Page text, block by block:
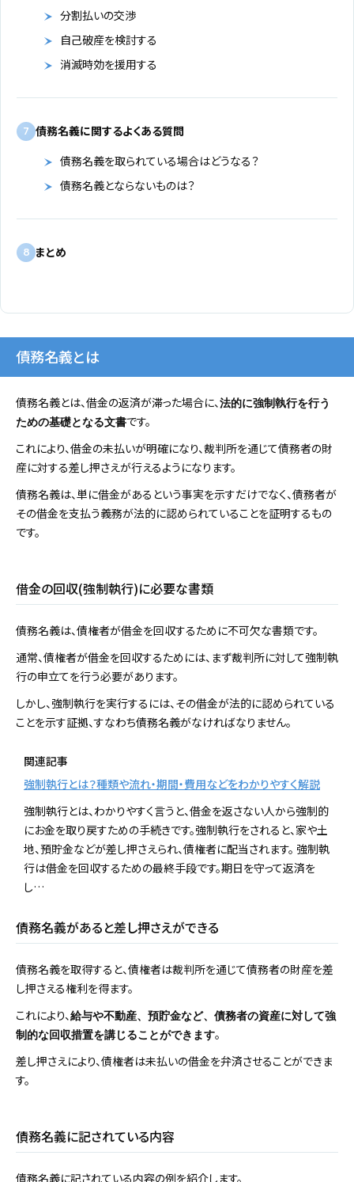
分割払いの交渉
自己破産を検討する
消滅時効を援用する
7 債務名義に関するよくある質問
債務名義を取られている場合はどうなる？
債務名義とならないものは？
8 まとめ
債務名義とは
債務名義とは、借金の返済が滞った場合に、法的に強制執行を行う
ための基礎となる文書です。
これにより、借金の未払いが明確になり、裁判所を通じて債務者の財
産に対する差し押さえが行えるようになります。
債務名義は、単に借金があるという事実を示すだけでなく、債務者が
その借金を支払う義務が法的に認められていることを証明するもの
です。
借金の回収(強制執行)に必要な書類
債務名義は、債権者が借金を回収するために不可欠な書類です。
通常、債権者が借金を回収するためには、まず裁判所に対して強制執
行の申立てを行う必要があります。
しかし、強制執行を実行するには、その借金が法的に認められている
ことを示す証拠、すなわち債務名義がなければなりません。
関連記事
強制執行とは？種類や流れ・期間・費用などをわかりやすく解説
強制執行とは、わかりやすく言うと、借金を返さない人から強制的
にお金を取り戻すための手続きです。強制執行をされると、家や土
地、預貯金などが差し押さえられ、債権者に配当されます。 強制執
行は借金を回収するための最終手段です。期日を守って返済を
し…
債務名義があると差し押さえができる
債務名義を取得すると、債権者は裁判所を通じて債務者の財産を差
し押さえる権利を得ます。
これにより、給与や不動産、預貯金など、債務者の資産に対して強
制的な回収措置を講じることができます。
差し押さえにより、債権者は未払いの借金を弁済させることができま
す。
債務名義に記されている内容
債務名義に記されている内容の例を紹介します。